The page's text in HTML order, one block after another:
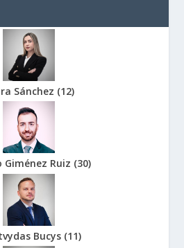
Sánchez (12)
Giménez Ruiz (30)
Bucys (11)